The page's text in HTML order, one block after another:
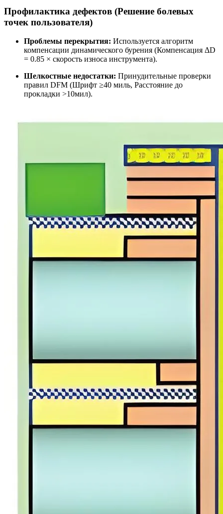
Профилактика дефектов (Решение болевых
точек пользователя)
Проблемы перекрытия: Используется алгоритм
компенсации динамического бурения (Компенсация ΔD
= 0.85 × скорость износа инструмента).
Шелкостные недостатки: Принудительные проверки
правил DFM (Шрифт ≥40 миль, Расстояние до
прокладки >10мил).